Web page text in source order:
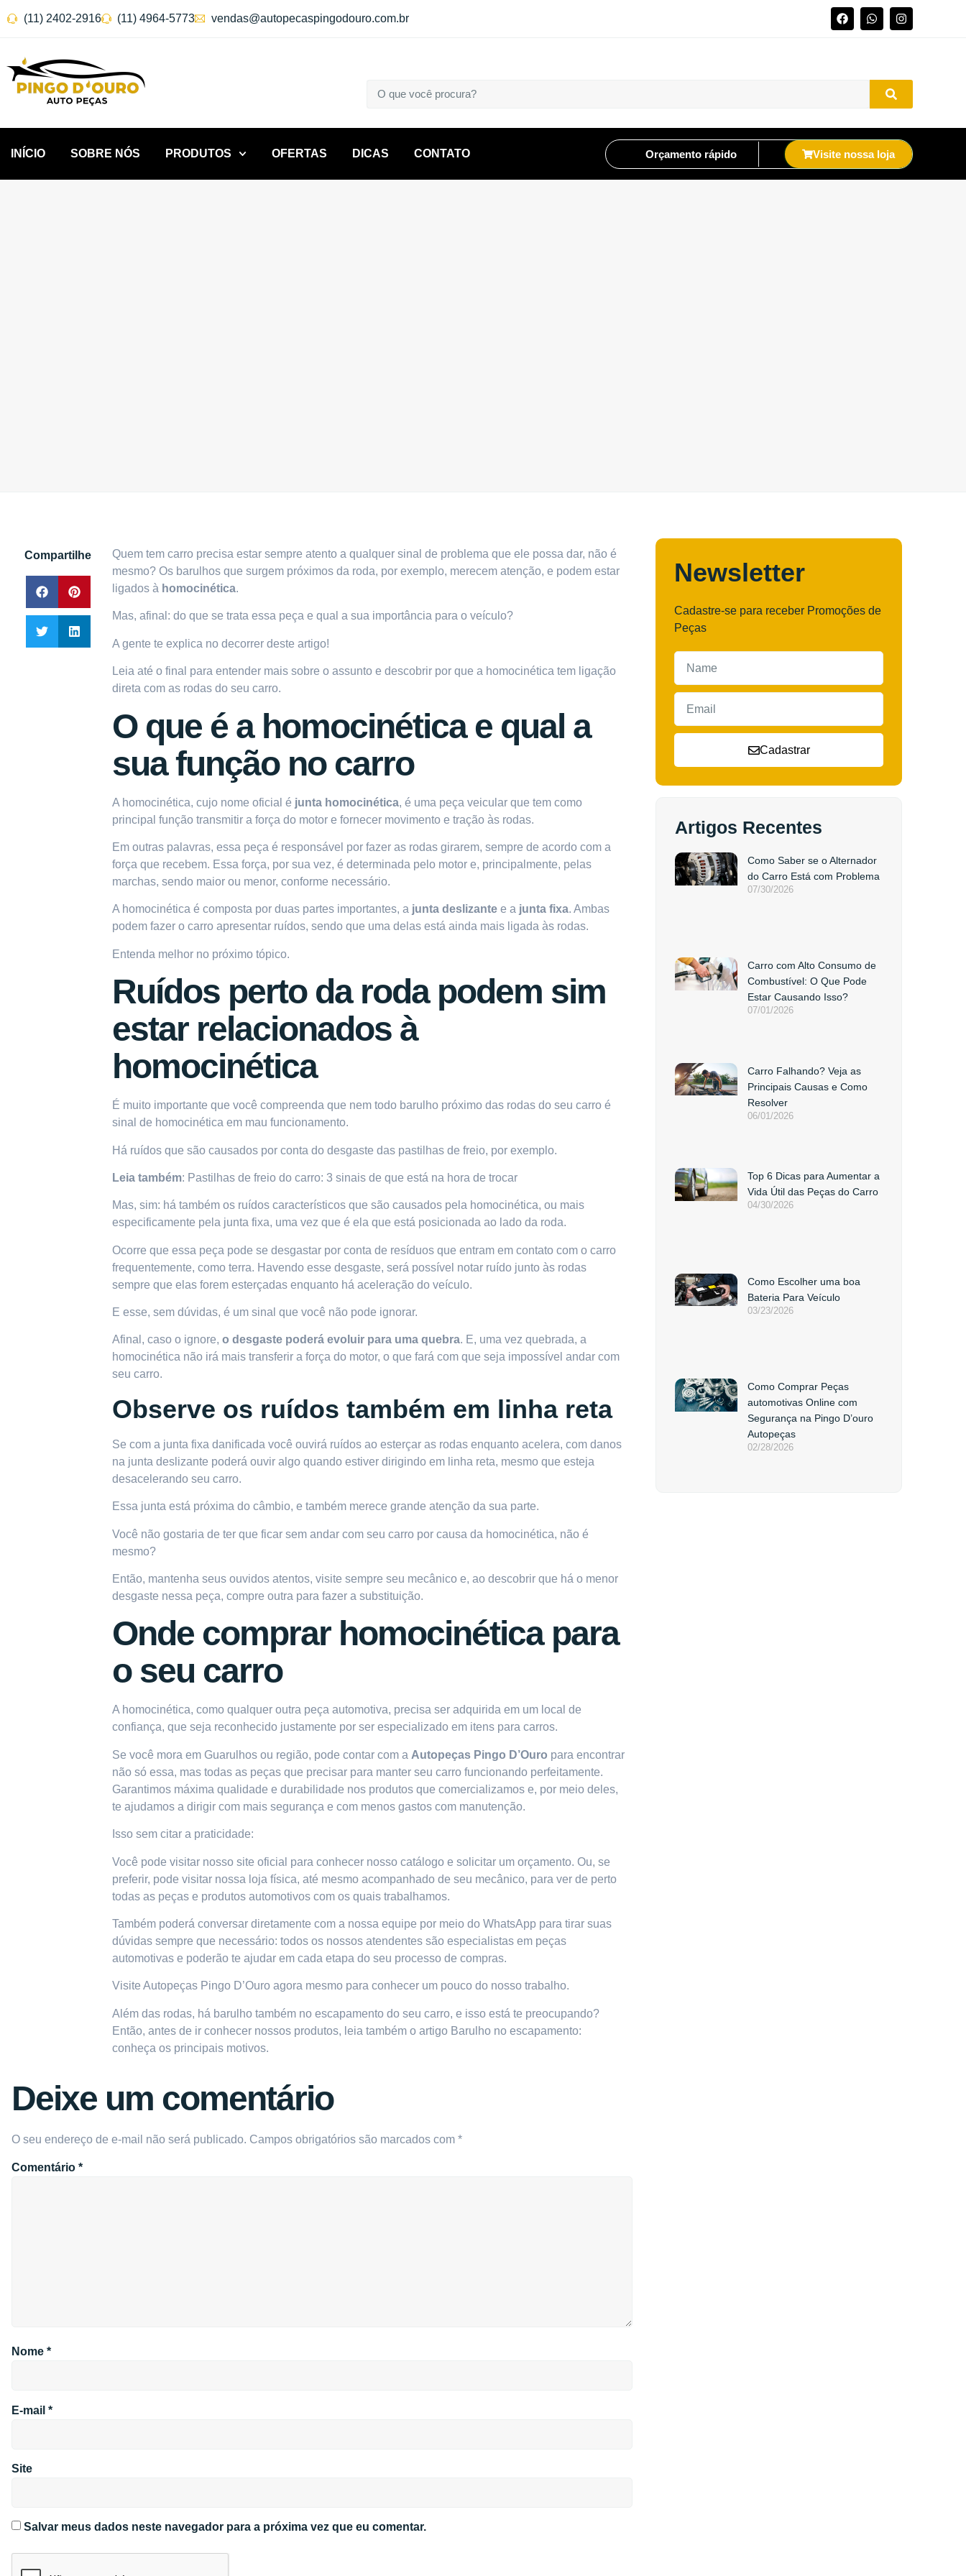
(11) 2402-2916 (11) 4964-5773 vendas@autopecaspingodouro.com.br
INÍCIO SOBRE NÓS PRODUTOS OFERTAS DICAS CONTATO Orçamento rápido Visite nossa loja
Compartilhe
Quem tem carro precisa estar sempre atento a qualquer sinal de problema que ele possa dar, não é
mesmo? Os barulhos que surgem próximos da roda, por exemplo, merecem atenção, e podem estar
ligados à homocinética.
Mas, afinal: do que se trata essa peça e qual a sua importância para o veículo?
A gente te explica no decorrer deste artigo!
Leia até o final para entender mais sobre o assunto e descobrir por que a homocinética tem ligação
direta com as rodas do seu carro.
O que é a homocinética e qual a
sua função no carro
A homocinética, cujo nome oficial é junta homocinética, é uma peça veicular que tem como
principal funçãotransmitir a força do motore fornecer movimento e tração às rodas.
Em outras palavras, essa peça é responsável por fazer as rodas girarem, sempre de acordo com a
força que recebem. Essa força, por sua vez, é determinada pelo motor e, principalmente, pelas
marchas, sendo maior ou menor, conforme necessário.
A homocinética é composta por duas partes importantes, a junta deslizantee a junta fixa. Ambas
podem fazer o carro apresentar ruídos, sendo que uma delas está ainda mais ligada às rodas.
Entenda melhor no próximo tópico.
Ruídos perto da roda podem sim
estar relacionados à
homocinética
É muito importante que você compreenda que nem todo barulho próximo das rodas do seu carro é
sinal de homocinética em mau funcionamento.
Há ruídos que são causados por conta do desgaste das pastilhas de freio, por exemplo.
Leia também: Pastilhas de freio do carro: 3 sinais de que está na hora de trocar
Mas, sim: há também os ruídos característicos que são causados pela homocinética, ou mais
especificamente pela junta fixa, uma vez que é ela que está posicionada ao lado da roda.
Ocorre que essa peça pode se desgastar por conta de resíduos que entram em contato com o carro
frequentemente, como terra. Havendo esse desgaste, será possível notar ruído junto às rodas
sempre que elas forem esterçadas enquanto há aceleração do veículo.
E esse, sem dúvidas, é um sinal que você não pode ignorar.
Afinal, caso o ignore, o desgaste poderá evoluir para uma quebra. E, uma vez quebrada, a
homocinética não irá mais transferir a força do motor, o que fará com que seja impossível andar com
seu carro.
Observe os ruídos também em linha reta
Se com a junta fixa danificada você ouvirá ruídos ao esterçar as rodas enquanto acelera, com danos
na junta deslizante poderá ouvir algo quando estiver dirigindo em linha reta, mesmo que esteja
desacelerando seu carro.
Essa junta está próxima do câmbio, e também merece grande atenção da sua parte.
Você não gostaria de ter que ficar sem andar com seu carro por causa da homocinética, não é
mesmo?
Então, mantenha seus ouvidos atentos, visite sempre seu mecânicoe, ao descobrir que há o menor
desgaste nessa peça, compre outra para fazer a substituição.
Onde comprar homocinética para
o seu carro
A homocinética, como qualquer outra peça automotiva, precisa ser adquirida em um local de
confiança, que seja reconhecido justamente por ser especializado em itens para carros.
Se você mora emGuarulhos ou região, pode contar com a Autopeças Pingo D’Ouro para encontrar
não só essa, mas todas as peças que precisar para manter seu carro funcionando perfeitamente.
Garantimos máxima qualidade e durabilidade nos produtos que comercializamos e, por meio deles,
te ajudamos a dirigir com mais segurança e com menos gastos com manutenção.
Isso sem citar a praticidade:
Você pode visitar nosso site oficial para conhecer nosso catálogo e solicitar um orçamento. Ou, se
preferir, pode visitar nossa loja física, até mesmo acompanhado de seu mecânico, para ver de perto
todas as peças e produtos automotivos com os quais trabalhamos.
Também poderá conversar diretamente com a nossa equipe por meio do WhatsApppara tirar suas
dúvidas sempre que necessário: todos os nossos atendentes são especialistas em peças
automotivas e poderão te ajudar em cada etapa do seu processo de compras.
Visite Autopeças Pingo D’Ouroagora mesmo para conhecer um pouco do nosso trabalho.
Além das rodas, há barulho também no escapamento do seu carro, e isso está te preocupando?
Então, antes de ir conhecer nossos produtos, leia também o artigoBarulho no escapamento:
conheça os principais motivos.
Deixe um comentário
O seu endereço de e-mail não será publicado. Campos obrigatórios são marcados com *
Comentário *
Nome *
E-mail *
Site
Salvar meus dados neste navegador para a próxima vez que eu comentar.
Newsletter
Cadastre-se para receber Promoções de
Peças
Cadastrar
Artigos Recentes
Como Saber se o Alternador
do Carro Está com Problema
07/30/2026
Carro com Alto Consumo de
Combustível: O Que Pode
Estar Causando Isso?
07/01/2026
Carro Falhando? Veja as
Principais Causas e Como
Resolver
06/01/2026
Top 6 Dicas para Aumentar a
Vida Útil das Peças do Carro
04/30/2026
Como Escolher uma boa
Bateria Para Veículo
03/23/2026
Como Comprar Peças
automotivas Online com
Segurança na Pingo D’ouro
Autopeças
02/28/2026